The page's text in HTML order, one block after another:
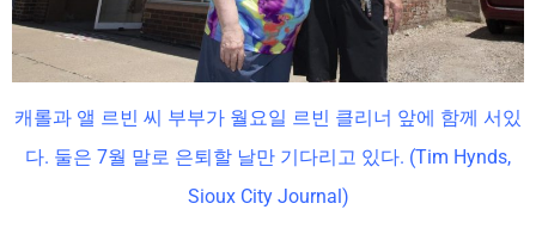
캐롤과 앨 르빈 씨 부부가 월요일 르빈 클리너 앞에 함께 서있
다. 둘은 7월 말로 은퇴할 날만 기다리고 있다. (Tim Hynds,
Sioux City Journal)